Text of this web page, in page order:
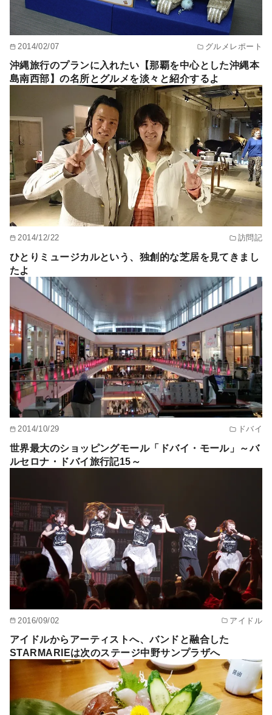
2014/02/07 グルメレポート
沖縄旅行のプランに入れたい【那覇を中心とした沖縄本
島南西部】の名所とグルメを淡々と紹介するよ
2014/12/22 訪問記
ひとりミュージカルという、独創的な芝居を見てきまし
たよ
2014/10/29 ドバイ
世界最大のショッピングモール「ドバイ・モール」～バ
ルセロナ・ドバイ旅行記15～
2016/09/02 アイドル
アイドルからアーティストへ、バンドと融合した
STARMARIEは次のステージ中野サンプラザへ